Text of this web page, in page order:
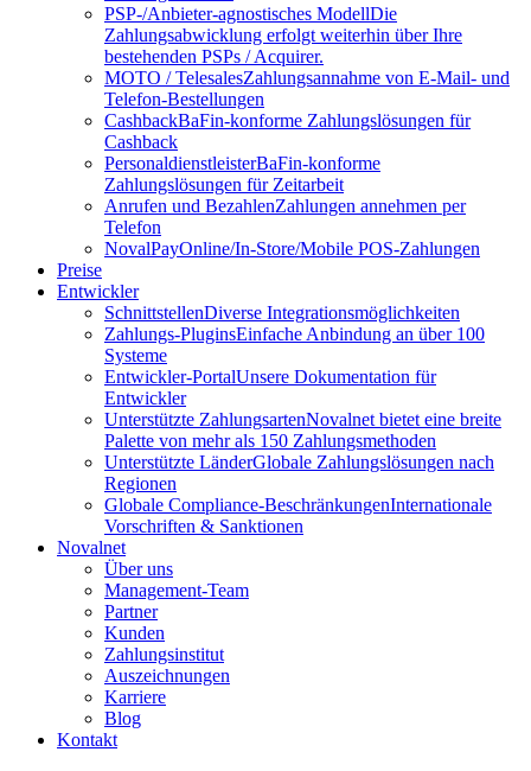
PSP-/Anbieter‑agnostisches ModellDie
Zahlungsabwicklung erfolgt weiterhin über Ihre
bestehenden PSPs / Acquirer.
MOTO / TelesalesZahlungsannahme von E-Mail- und
Telefon-Bestellungen
CashbackBaFin-konforme Zahlungslösungen für
Cashback
PersonaldienstleisterBaFin-konforme
Zahlungslösungen für Zeitarbeit
Anrufen und BezahlenZahlungen annehmen per
Telefon
NovalPayOnline/In-Store/Mobile POS-Zahlungen
Preise
Entwickler
SchnittstellenDiverse Integrationsmöglichkeiten
Zahlungs-PluginsEinfache Anbindung an über 100
Systeme
Entwickler-PortalUnsere Dokumentation für
Entwickler
Unterstützte ZahlungsartenNovalnet bietet eine breite
Palette von mehr als 150 Zahlungsmethoden
Unterstützte LänderGlobale Zahlungslösungen nach
Regionen
Globale Compliance-BeschränkungenInternationale
Vorschriften & Sanktionen
Novalnet
Über uns
Management-Team
Partner
Kunden
Zahlungsinstitut
Auszeichnungen
Karriere
Blog
Kontakt